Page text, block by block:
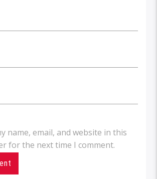
name, email, and website in this
for the next time I comment.